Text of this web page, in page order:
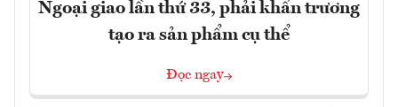
Ngoại giao lần thứ 33, phải khẩn trương
tạo ra sản phẩm cụ thể
Đọc ngay